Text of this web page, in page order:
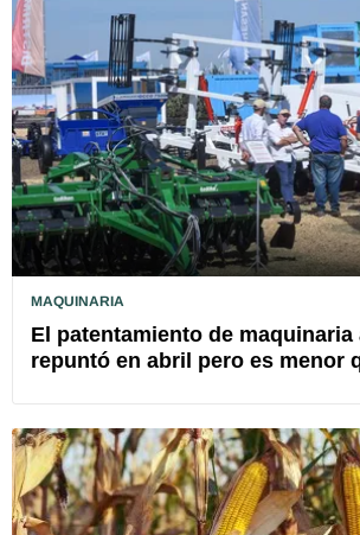
MAQUINARIA
El patentamiento de maquinaria
repuntó en abril pero es menor